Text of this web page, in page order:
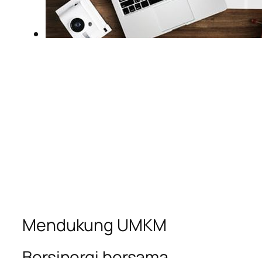
Mendukung UMKM